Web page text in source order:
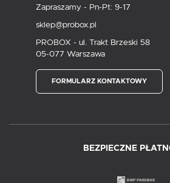
Zapraszamy - Pn-Pt: 9-17
sklep@probox.pl
PROBOX - ul. Trakt Brzeski 58
05-077 Warszawa
FORMULARZ KONTAKTOWY
BEZPIECZNE